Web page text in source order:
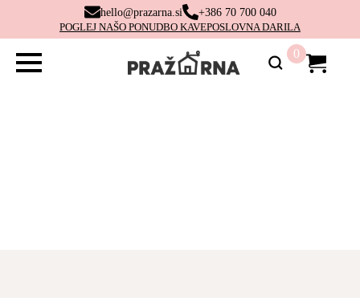
hello@prazarna.si
+386 70 700 040
POGLEJ NAŠO PONUDBO KAVEPOSLOVNA DARILA
0